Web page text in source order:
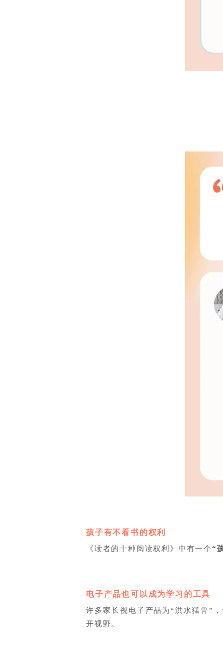
孩子有不看书的权利
《读者的十种阅读权利》中有一个“
电子产品也可以成为学习的工具
许多家长视电子产品为“洪水猛兽”
开视野。